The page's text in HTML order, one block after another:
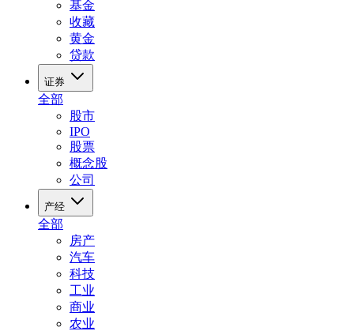
基金
收藏
黄金
贷款
证券
全部
股市
IPO
股票
概念股
公司
产经
全部
房产
汽车
科技
工业
商业
农业